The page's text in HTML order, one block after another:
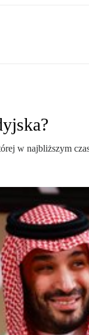
w najbliższym